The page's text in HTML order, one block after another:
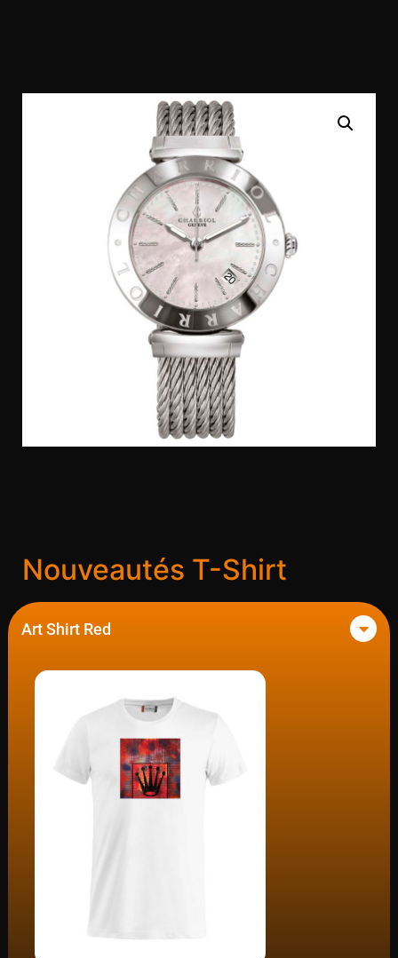
Nouveautés T-Shirt
Art Shirt Red